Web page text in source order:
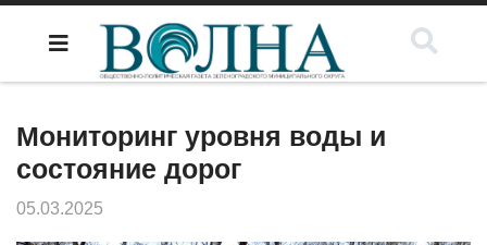
Мониторинг уровня воды и
состояние дорог
05.03.2025